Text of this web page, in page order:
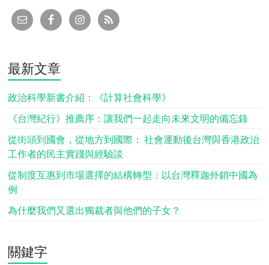
最新文章
政治科學新書介紹：《計算社會科學》
《台灣紀行》推薦序：讓我們一起走向未來文明的備忘錄
從街頭到國會，從地方到國際： 社會運動後台灣與香港政治
工作者的民主實踐與經驗談
從制度互惠到市場選擇的結構轉型：以台灣釋迦外銷中國為
例
為什麼我們又選出獨裁者與他們的子女？
關鍵字